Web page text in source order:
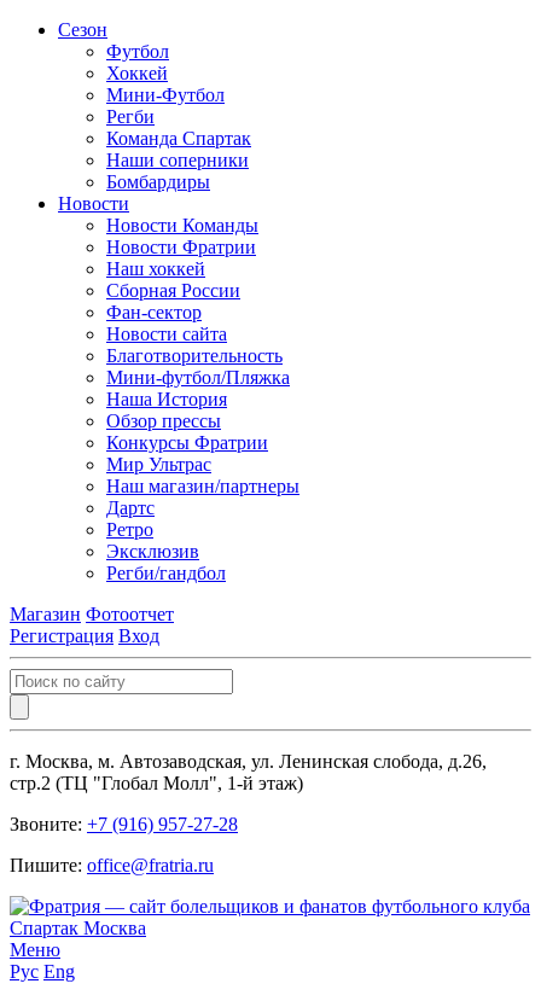
Сезон
Футбол
Хоккей
Мини-Футбол
Регби
Команда Спартак
Наши соперники
Бомбардиры
Новости
Новости Команды
Новости Фратрии
Наш хоккей
Сборная России
Фан-cектор
Новости сайта
Благотворительность
Мини-футбол/Пляжка
Наша История
Обзор прессы
Конкурсы Фратрии
Мир Ультрас
Наш магазин/партнеры
Дартс
Ретро
Эксклюзив
Регби/гандбол
Магазин Фотоотчет
Регистрация Вход
г. Москва, м. Автозаводская, ул. Ленинская слобода, д.26,
стр.2 (ТЦ "Глобал Молл", 1-й этаж)
Звоните: +7 (916) 957-27-28
Пишите: office@fratria.ru
Меню
Рус Eng